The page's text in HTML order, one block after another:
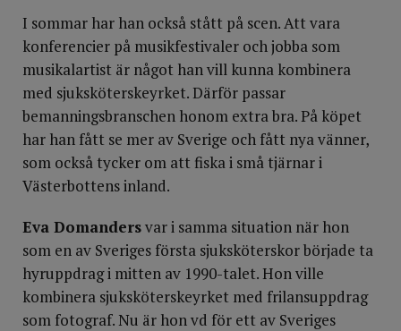
I sommar har han också stått på scen. Att vara
konferencier på musikfestivaler och jobba som
musikalartist är något han vill kunna kombinera
med sjuksköterskeyrket. Därför passar
bemanningsbranschen honom extra bra. På köpet
har han fått se mer av Sverige och fått nya vänner,
som också tycker om att fiska i små tjärnar i
Västerbottens inland.
Eva Domandersvar i samma situation när hon
som en av Sveriges första sjuksköterskor började ta
hyruppdrag i mitten av 1990-talet. Hon ville
kombinera sjuksköterskeyrket med frilansuppdrag
som fotograf. Nu är hon vd för ett av Sveriges